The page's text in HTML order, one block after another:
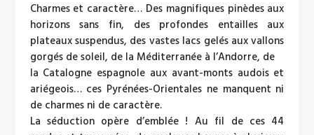
Charmes et caractère… Des magnifiques pinèdes aux
horizons sans fin, des profondes entailles aux
plateaux suspendus, des vastes lacs gelés aux vallons
gorgés de soleil, de la Méditerranée à l’Andorre, de
la Catalogne espagnole aux avant-monts audois et
ariégeois… ces Pyrénées-Orientales ne manquent ni
de charmes ni de caractère.
La séduction opère d’emblée ! Au fil de ces 44